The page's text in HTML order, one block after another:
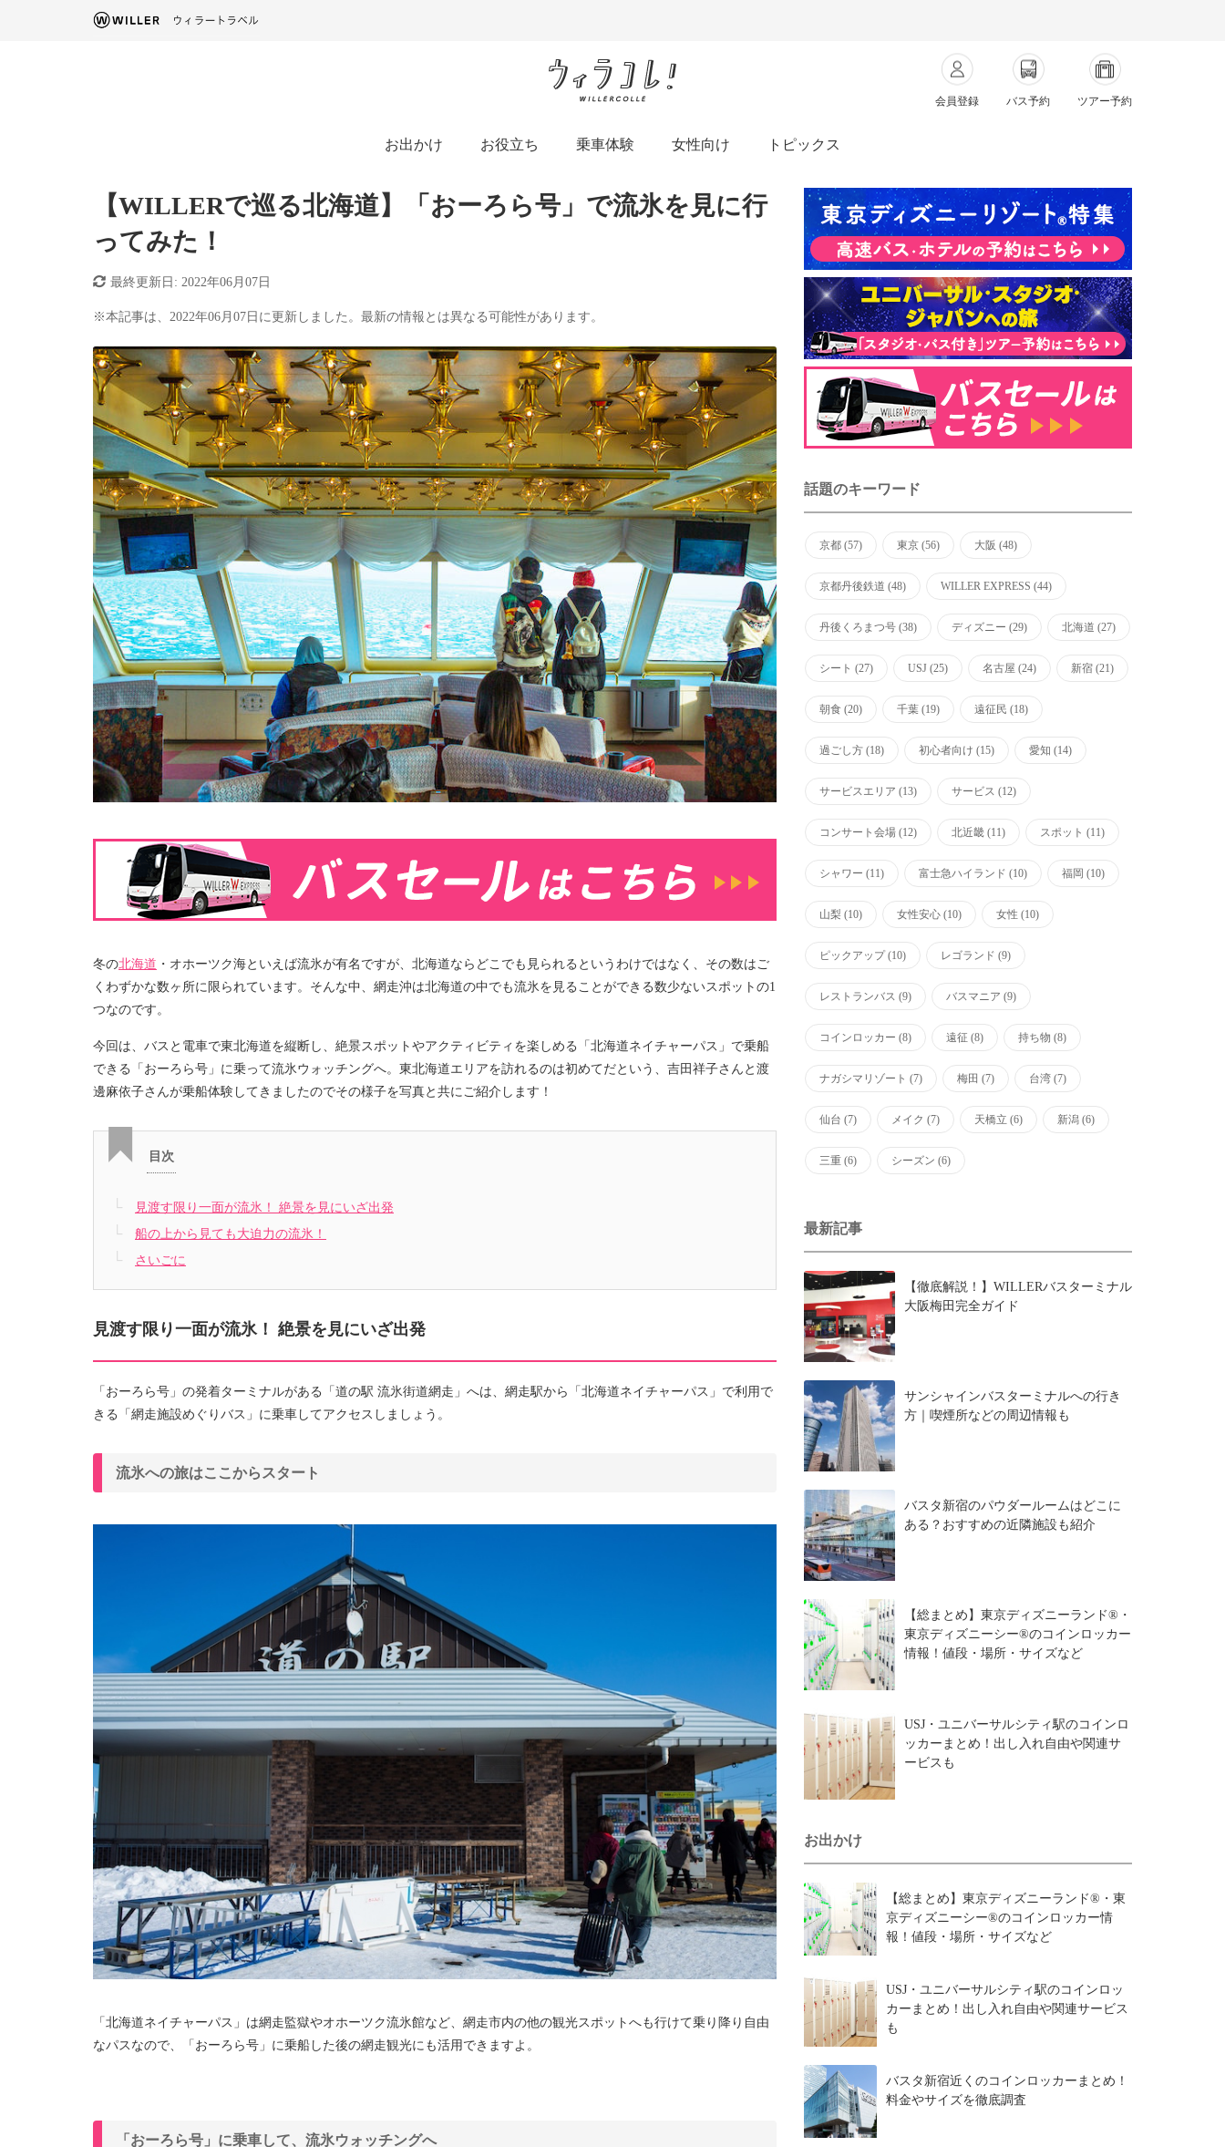
会員登録 バス予約 ツアー予約
お出かけ お役立ち 乗車体験 女性向け トピックス
【WILLERで巡る北海道】「おーろら号」で流氷を見に行
ってみた！
最終更新日: 2022年06月07日
※本記事は、2022年06月07日に更新しました。最新の情報とは異なる可能性があります。
冬の北海道 ・オホーツク海といえば流氷が有名ですが、北海道ならどこでも見られるというわけではなく、その数はご
くわずかな数ヶ所に限られています。そんな中、網走沖は北海道の中でも流氷を見ることができる数少ないスポットの1
つなのです。
今回は、バスと電車で東北海道を縦断し、絶景スポットやアクティビティを楽しめる「北海道ネイチャーパス」で乗船
できる「おーろら号」に乗って流氷ウォッチングへ。東北海道エリアを訪れるのは初めてだという、吉田祥子さんと渡
邊麻依子さんが乗船体験してきましたのでその様子を写真と共にご紹介します！
目次
見渡す限り一面が流氷！ 絶景を見にいざ出発
船の上から見ても大迫力の流氷！
さいごに
見渡す限り一面が流氷！ 絶景を見にいざ出発
「おーろら号」の発着ターミナルがある「道の駅 流氷街道網走」へは、網走駅から「北海道ネイチャーパス」で利用で
きる「網走施設めぐりバス」に乗車してアクセスしましょう。
流氷への旅はここからスタート
「北海道ネイチャーパス」は網走監獄やオホーツク流氷館など、網走市内の他の観光スポットへも行けて乗り降り自由
なパスなので、「おーろら号」に乗船した後の網走観光にも活用できますよ。
「おーろら号」に乗車して、流氷ウォッチングへ
話題のキーワード
京都 (57) 東京 (56) 大阪 (48)
京都丹後鉄道 (48) WILLER EXPRESS (44)
丹後くろまつ号 (38) ディズニー (29) 北海道 (27)
シート (27) USJ (25) 名古屋 (24) 新宿 (21)
朝食 (20) 千葉 (19) 遠征民 (18)
過ごし方 (18) 初心者向け (15) 愛知 (14)
サービスエリア (13) サービス (12)
コンサート会場 (12) 北近畿 (11) スポット (11)
シャワー (11) 富士急ハイランド (10) 福岡 (10)
山梨 (10) 女性安心 (10) 女性 (10)
ピックアップ(10) レゴランド (9)
レストランバス (9) バスマニア (9)
コインロッカー (8) 遠征 (8) 持ち物 (8)
ナガシマリゾート (7) 梅田 (7) 台湾 (7)
仙台 (7) メイク (7) 天橋立 (6) 新潟 (6)
三重 (6) シーズン (6)
最新記事
【徹底解説！】WILLERバスターミナル
大阪梅田完全ガイド
サンシャインバスターミナルへの行き
方｜喫煙所などの周辺情報も
バスタ新宿のパウダールームはどこに
ある？おすすめの近隣施設も紹介
【総まとめ】東京ディズニーランド®・
東京ディズニーシー®のコインロッカー
情報！値段・場所・サイズなど
USJ・ユニバーサルシティ駅のコインロ
ッカーまとめ！出し入れ自由や関連サ
ービスも
お出かけ
【総まとめ】東京ディズニーランド®・東
京ディズニーシー®のコインロッカー情
報！値段・場所・サイズなど
USJ・ユニバーサルシティ駅のコインロッ
カーまとめ！出し入れ自由や関連サービス
も
バスタ新宿近くのコインロッカーまとめ！
料金やサイズを徹底調査